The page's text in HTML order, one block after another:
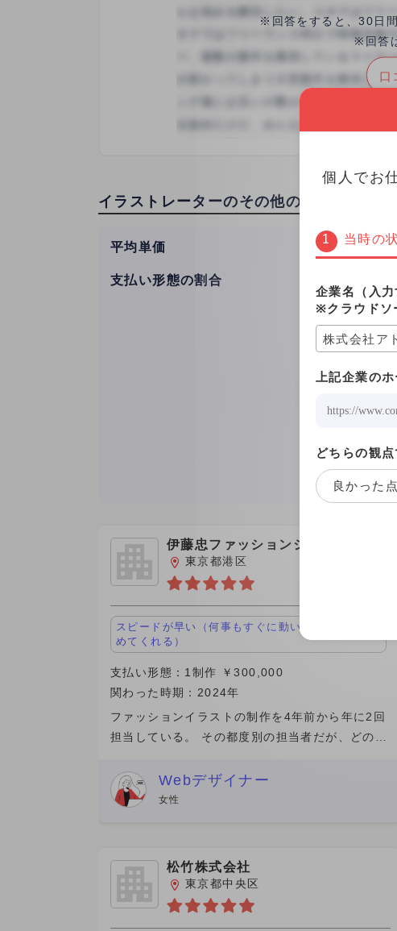
気持ちよくお仕事させていただくこと
※回答をすると、30日
※回答
口
イラストレーターのその他の投稿
平均単価 80,558 円
支払い形態の割合 時給
月単価
文字単価
単発
1制作
1記事
高単価
伊藤忠ファッションシステム株式
会社東京都港区
スピードが早い（何事もすぐに動いてくれる、決
めてくれる）
支払い形態：1制作 ￥300,000
関わった時期：2024年
ファッションイラストの制作を4年前から年に2回
担当している。 その都度別の担当者だが、どの方
ちらもスムーズに納品できる。東京でのイベント
にもわざわざ会場まで
Webデザイナー
女性
松竹株式会社
東京都中央区
個人でお
当時の
企業名（入力
※クラウドソ
株式会社ア
上記企業の
どちらの観
良かった